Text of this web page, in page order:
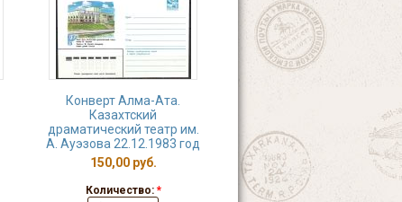
Конверт Алма-Ата.
Казахтский
драматический театр им.
А. Ауэзова 22.12.1983 год
150,00 руб.
Количество: *